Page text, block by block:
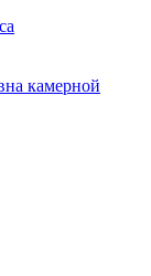
камерной